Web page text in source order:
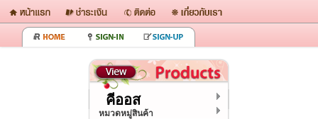
คีออส
หมวดหมู่สินค้า